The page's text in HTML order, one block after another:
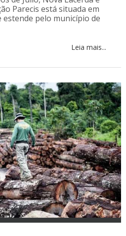
Parecis está situada em
pelo município de
Leia mais...